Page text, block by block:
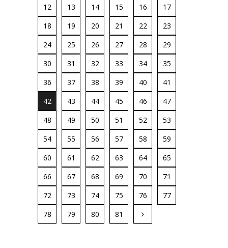
12
13 14 15 16
17
18
19 20 21 22
23
24
25 26 27 28
29
30
31 32 33 34
35
36
37 38 39 40
41
42
43 44 45 46
47
48
49 50 51 52
53
54
55 56 57 58
59
60
61 62 63 64
65
66
67 68 69 70
71
72
73 74 75 76
77
78
79 80 81